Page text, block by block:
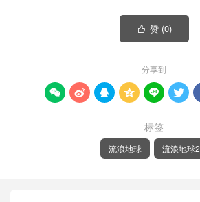
 赞 (0)
分享到
     
标签
流浪地球 流浪地球2